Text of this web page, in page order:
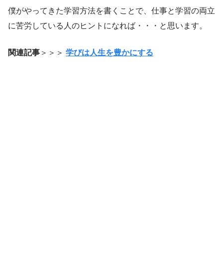
僕がやってきた学習方法を書くことで、仕事と学習の両立
に苦労している人のヒントになれば・・・と思います。
関連記事 ＞＞＞ 学びは人生を豊かにする